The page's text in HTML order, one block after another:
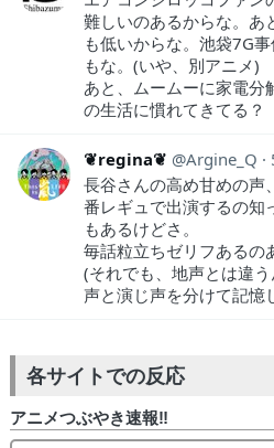
難しいのあるからな。あ
も低いからな。池袋7G
もな。(いや、別アニメ)
あと、ムームーに家電分
の生活に慣れてきてる？
❦regina❦ Argine_Q
長谷さんの高め甘めの声
番レギュで出演するの知
もあるけどさ。
毎話粒立ちゼリフあるの
(それでも、地声とは違
声と演じ声を分けて記憶
各サイトでの反応
アニメつぶやき速報‼︎